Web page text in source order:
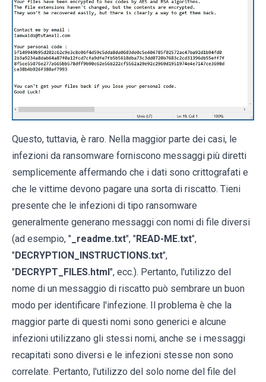
Questo, tuttavia, è raro. Nella maggior parte dei casi, le
infezioni da ransomware forniscono messaggi più diretti
semplicemente affermando che i dati sono crittografati e
che le vittime devono pagare una sorta di riscatto. Tieni
presente che le infezioni di tipo ransomware
generalmente generano messaggi con nomi di file diversi
(ad esempio, " _readme.txt", "READ-ME.txt",
"DECRYPTION_INSTRUCTIONS.txt",
"DECRYPT_FILES.html ", ecc.). Pertanto, l'utilizzo del
nome di un messaggio di riscatto può sembrare un buon
modo per identificare l'infezione. Il problema è che la
maggior parte di questi nomi sono generici e alcune
infezioni utilizzano gli stessi nomi, anche se i messaggi
recapitati sono diversi e le infezioni stesse non sono
correlate. Pertanto, l'utilizzo del solo nome del file del